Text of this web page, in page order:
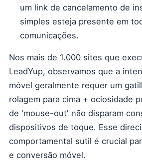
um link de cancelamento de
simples esteja presente em
comunicações.
Nos mais de 1.000 sites que
LeadYup, observamos que a
móvel geralmente requer um
rolagem para cima + ociosidade
de 'mouse-out' não disparam
dispositivos de toque. Esse
comportamental sutil é crucial
e conversão móvel.